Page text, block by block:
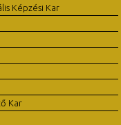
Képzési Kar
Kar